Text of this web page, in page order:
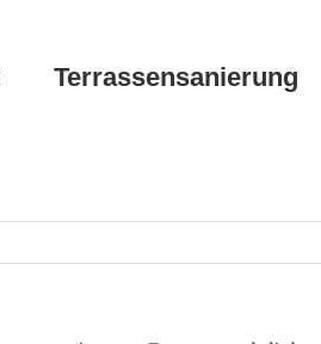
Terrassensanierung